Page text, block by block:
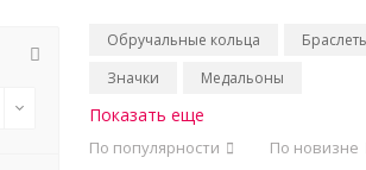
Обручальные кольца
Значки
Медальоны
Показать еще
По популярности По новизне